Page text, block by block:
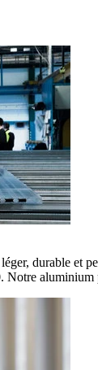
durable et